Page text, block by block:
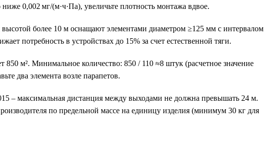
0,002 мг/(м·ч·Па), увеличьте плотность монтажа вдвое.
высотой более 10 м оснащают элементами диаметром ≥125 мм с интервалом
потребность в устройствах до 15% за счет естественной тяги.
м². Минимальное количество: 850 / 110 ≈8 штук (расчетное значение
два элемента возле парапетов.
– максимальная дистанция между выходами не должна превышать 24 м.
по предельной массе на единицу изделия (минимум 30 кг для